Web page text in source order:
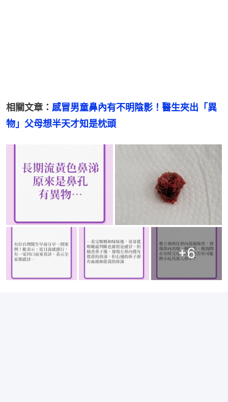
相關文章： 感冒男童鼻內有不明陰影！醫生夾出「異
物」父母想半天才知是枕頭
+6